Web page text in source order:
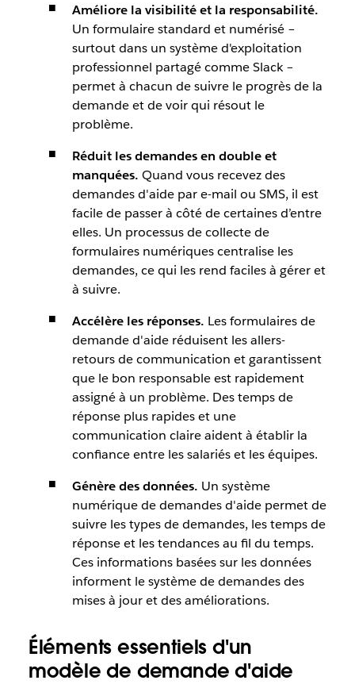
Améliore la visibilité et la responsabilité.
Un formulaire standard et numérisé –
surtout dans un système d'exploitation
professionnel partagé comme Slack –
permet à chacun de suivre le progrès de la
demande et de voir qui résout le
problème.
Réduit les demandes en double et
manquées. Quand vous recevez des
demandes d'aide par e-mail ou SMS, il est
facile de passer à côté de certaines d’entre
elles. Un processus de collecte de
formulaires numériques centralise les
demandes, ce qui les rend faciles à gérer et
à suivre.
Accélère les réponses. Les formulaires de
demande d'aide réduisent les allers-
retours de communication et garantissent
que le bon responsable est rapidement
assigné à un problème. Des temps de
réponse plus rapides et une
communication claire aident à établir la
confiance entre les salariés et les équipes.
Génère des données. Un système
numérique de demandes d'aide permet de
suivre les types de demandes, les temps de
réponse et les tendances au fil du temps.
Ces informations basées sur les données
informent le système de demandes des
mises à jour et des améliorations.
Éléments essentiels d'un
modèle de demande d'aide